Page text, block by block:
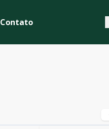
Contato